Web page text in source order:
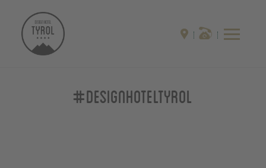
#designhoteltyrol